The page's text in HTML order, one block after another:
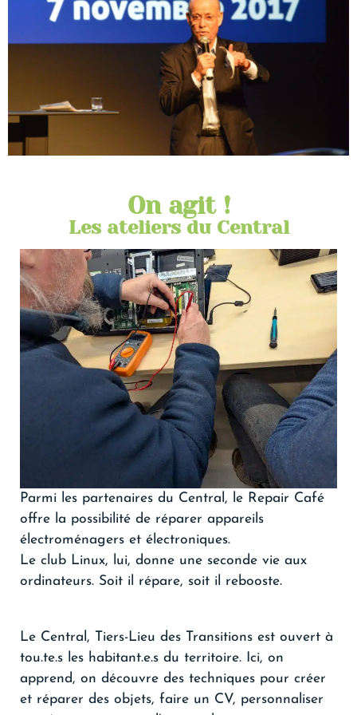
On agit !
Les ateliers du Central
Parmi les partenaires du Central, le Repair Café
offre la possibilité de réparer appareils
électroménagers et électroniques.
Le club Linux, lui, donne une seconde vie aux
ordinateurs. Soit il répare, soit il rebooste.
Le Central, Tiers-Lieu des Transitions est ouvert à
tou.te.s les habitant.e.s du territoire. Ici, on
apprend, on découvre des techniques pour créer
et réparer des objets, faire un CV, personnaliser